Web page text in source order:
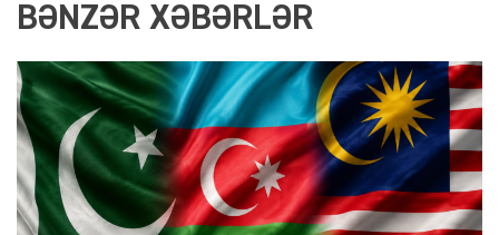
BƏNZƏR XƏBƏRLƏR